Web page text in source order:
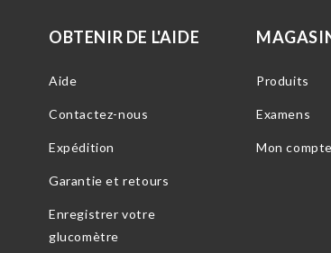
OBTENIR DE L'AIDE
Aide
Contactez-nous
Expédition
Garantie et retours
Enregistrer votre
glucomètre
Produits
Examens
Mon compte